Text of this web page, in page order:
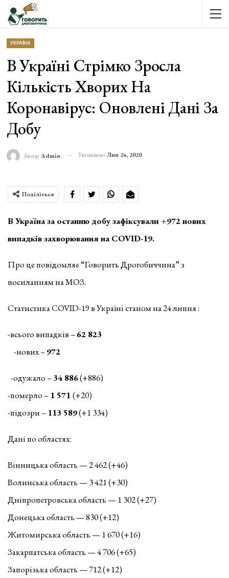
УКРАЇНА
В Україні Стрімко Зросла
Кількість Хворих На
Коронавірус: Оновлені Дані За
Добу
Автор Admin Увімкнено Лип 24, 2020
Поділіться
В Україна за останню добу зафіксували +972 нових
випадків захворювання на COVID-19.
Про це повідомляє “Говорить Дрогобиччина” з
посиланням на МОЗ.
Статистика COVID-19 в Україні станом на 24 липня :
-всього випадків –62 823
-нових –972
-одужало –34 886(+886)
-померло – 1 571(+20)
-підозри – 113 589(+1 334)
Дані по областях:
Вінницька область — 2 462 (+46)
Волинська область — 3 421 (+30)
Дніпропетровська область — 1 302 (+27)
Донецька область — 830 (+12)
Житомирська область — 1 670 (+16)
Закарпатська область — 4 706 (+65)
Запорізька область — 712 (+12)